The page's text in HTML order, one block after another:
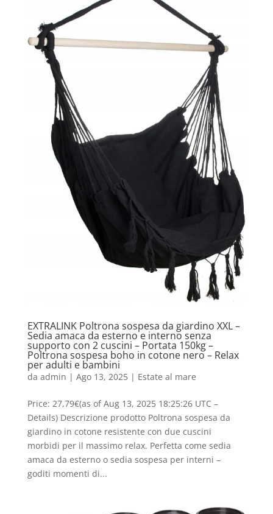
EXTRALINK Poltrona sospesa da giardino XXL –
Sedia amaca da esterno e interno senza
supporto con 2 cuscini – Portata 150kg –
Poltrona sospesa boho in cotone nero – Relax
per adulti e bambini
da admin | Ago 13, 2025| Estate al mare
Price: 27,79€(as of Aug 13, 2025 18:25:26 UTC –
Details) Descrizione prodotto Poltrona sospesa da
giardino in cotone resistente con due cuscini
morbidi per il massimo relax. Perfetta come sedia
amaca da esterno o sedia sospesa per interni –
goditi momenti di...